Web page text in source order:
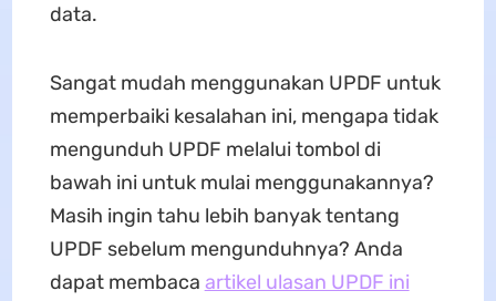
data.
Sangat mudah menggunakan UPDF untuk
memperbaiki kesalahan ini, mengapa tidak
mengunduh UPDF melalui tombol di
bawah ini untuk mulai menggunakannya?
Masih ingin tahu lebih banyak tentang
UPDF sebelum mengunduhnya? Anda
dapat membaca artikel ulasan UPDF ini